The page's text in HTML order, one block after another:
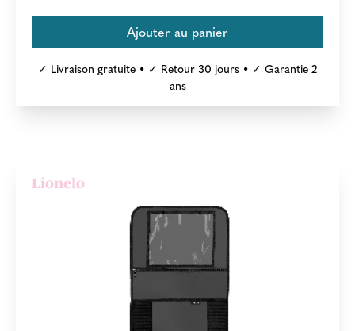
✓ Livraison gratuite • ✓ Retour 30 jours • ✓ Garantie 2
ans
Lionelo